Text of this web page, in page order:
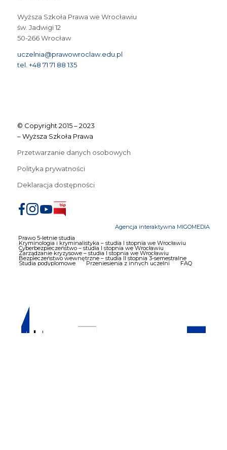
Wyższa Szkoła Prawa we Wrocławiu
św. Jadwigi 12
50-266 Wrocław
uczelnia@prawowroclaw.edu.pl
tel. +48 71 71 88 135
© Copyright 2015 – 2023
– Wyższa Szkoła Prawa
Przetwarzanie danych osobowych
Polityka prywatności
Deklaracja dostępności
Agencja interaktywna MIGOMEDIA
Prawo 5-letnie studia
Kryminologia i kryminalistyka – studia I stopnia we Wrocławiu
Cyberbezpieczeństwo – studia I stopnia we Wrocławiu
Zarządzanie kryzysowe – studia I stopnia we Wrocławiu
Bezpieczeństwo wewnętrzne – studia II stopnia 3-semestralne
Studia podyplomowe Przeniesienia z innych uczelni FAQ